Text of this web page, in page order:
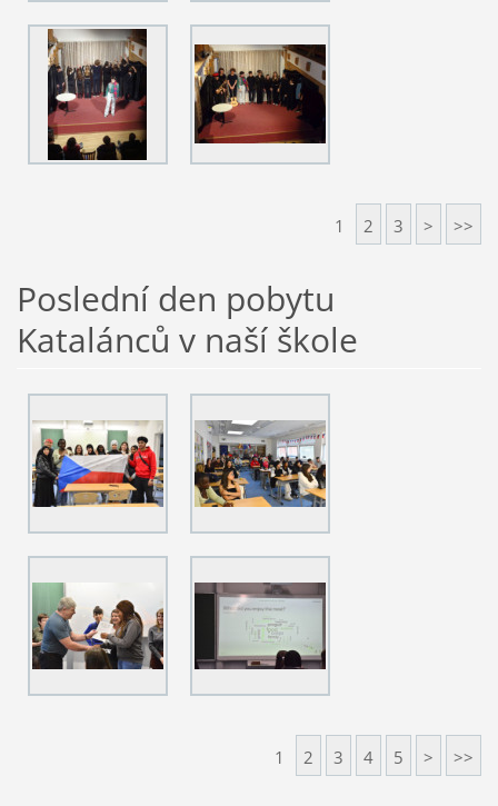
1 2 3 > >>
Poslední den pobytu
Katalánců v naší škole
1 2 3 4 5 > >>